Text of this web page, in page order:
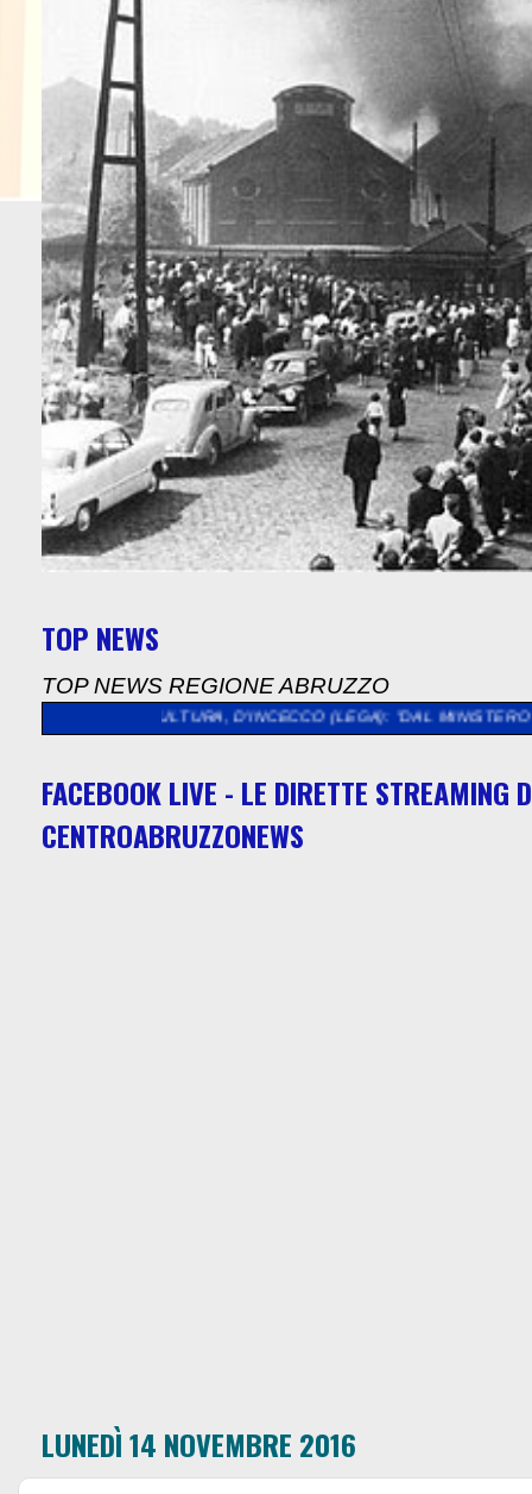
TOP NEWS
TOP NEWS REGIONE ABRUZZO
CULTURA, D'INCECCO (LEGA): "DAL MINISTERO QUASI 5
FACEBOOK LIVE - LE DIRETTE STREAMING
CENTROABRUZZONEWS
LUNEDÌ 14 NOVEMBRE 2016